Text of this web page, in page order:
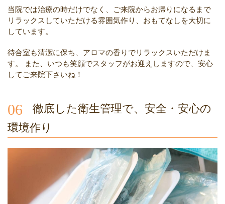
当院では治療の時だけでなく、ご来院からお帰りになるまで
リラックスしていただける雰囲気作り、おもてなしを大切に
しています。
待合室も清潔に保ち、アロマの香りでリラックスいただけま
す。
また、いつも笑顔でスタッフがお迎えしますので、安心
してご来院下さいね！
06
徹底した衛生管理で、安全・安心の
環境作り